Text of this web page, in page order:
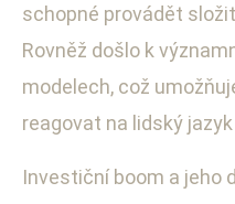
schopné provádět
Rovněž došlo k
modelech, což
reagovat na lidský
Investiční boom a jeho